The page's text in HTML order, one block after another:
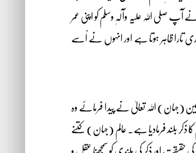
صلی اللہ علیہ وآلہٖ وسلم کو اپنی عمر
تارا ظاہر ہوتا ہے اور انہوں نے اُسے
(جہان) اللہ تعالیٰ نے پیدا فرمائے وہ
بلند فرمادیا ہے۔ عالم (جہان) کتنے
اور ذکر کی بلندی کو سمجھنا عقل و